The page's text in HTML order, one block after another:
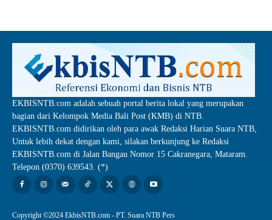
EKBISNTB.com adalah sebuah portal berita lokal yang merupakan
bagian dari Kelompok Media Bali Post (KMB) di NTB.
EKBISNTB.com didirikan oleh para awak Redaksi Harian Suara NTB,
Untuk lebih dekat dengan kami, silakan berkunjung ke Redaksi
EKBISNTB.com di Jalan Bangau Nomor 15 Cakranegara, Mataram.
Telepon (0370) 639543. (*)
Copyright ©2024 EkbisNTB.com - PT. Suara NTB Pers